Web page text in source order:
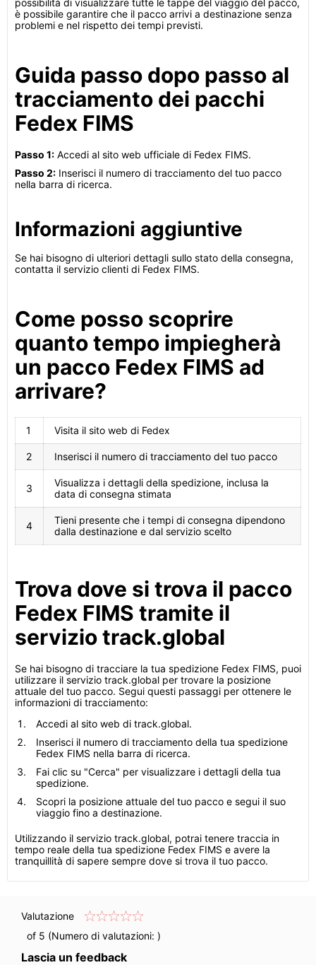
possibilità di visualizzare tutte le tappe del viaggio del pacco,
è possibile garantire che il pacco arrivi a destinazione senza
problemi e nel rispetto dei tempi previsti.
Guida passo dopo passo al
tracciamento dei pacchi
Fedex FIMS
Passo 1: Accedi al sito web ufficiale di Fedex FIMS.
Passo 2: Inserisci il numero di tracciamento del tuo pacco
nella barra di ricerca.
Informazioni aggiuntive
Se hai bisogno di ulteriori dettagli sullo stato della consegna,
contatta il servizio clienti di Fedex FIMS.
Come posso scoprire
quanto tempo impiegherà
un pacco Fedex FIMS ad
arrivare?
1 Visita il sito web di Fedex
2 Inserisci il numero di tracciamento del tuo pacco
3
Visualizza i dettagli della spedizione, inclusa la
data di consegna stimata
4
Tieni presente che i tempi di consegna dipendono
dalla destinazione e dal servizio scelto
Trova dove si trova il pacco
Fedex FIMS tramite il
servizio track.global
Se hai bisogno di tracciare la tua spedizione Fedex FIMS, puoi
utilizzare il servizio track.global per trovare la posizione
attuale del tuo pacco. Segui questi passaggi per ottenere le
informazioni di tracciamento:
Accedi al sito web di track.global.
Inserisci il numero di tracciamento della tua spedizione
Fedex FIMS nella barra di ricerca.
Fai clic su "Cerca" per visualizzare i dettagli della tua
spedizione.
Scopri la posizione attuale del tuo pacco e segui il suo
viaggio fino a destinazione.
Utilizzando il servizio track.global, potrai tenere traccia in
tempo reale della tua spedizione Fedex FIMS e avere la
tranquillità di sapere sempre dove si trova il tuo pacco.
Valutazione
of 5 (Numero di valutazioni: )
Lascia un feedback